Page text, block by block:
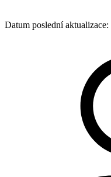
Datum poslední aktualizace: